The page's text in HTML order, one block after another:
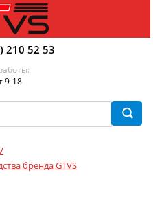
210 52 53
9-18
бренда GTVS